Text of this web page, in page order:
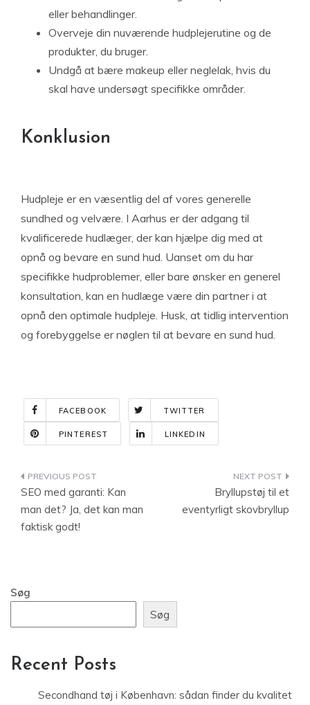
eller behandlinger.
Overveje din nuværende hudplejerutine og de
produkter, du bruger.
Undgå at bære makeup eller neglelak, hvis du
skal have undersøgt specifikke områder.
Konklusion
Hudpleje er en væsentlig del af vores generelle
sundhed og velvære. I Aarhus er der adgang til
kvalificerede hudlæger, der kan hjælpe dig med at
opnå og bevare en sund hud. Uanset om du har
specifikke hudproblemer, eller bare ønsker en generel
konsultation, kan en hudlæge være din partner i at
opnå den optimale hudpleje. Husk, at tidlig intervention
og forebyggelse er nøglen til at bevare en sund hud.
FACEBOOK TWITTER
PINTEREST LINKEDIN
Indlægsnavigation
SEO med garanti: Kan
man det? Ja, det kan man
faktisk godt!
Bryllupstøj til et
eventyrligt skovbryllup
Søg
Søg
Recent Posts
Secondhand tøj i København: sådan finder du kvalitet